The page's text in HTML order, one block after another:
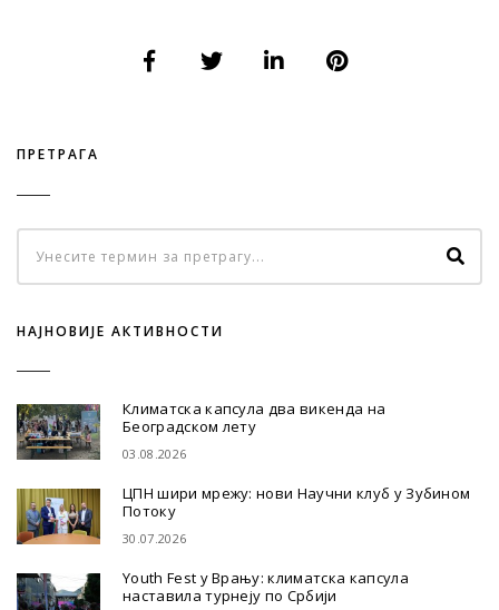
ПРЕТРАГА
НАЈНОВИЈЕ АКТИВНОСТИ
Климатска капсула два викенда на
Београдском лету
03.08.2026
ЦПН шири мрежу: нови Научни клуб у Зубином
Потоку
30.07.2026
Youth Fest у Врању: климатска капсула
наставила турнеју по Србији